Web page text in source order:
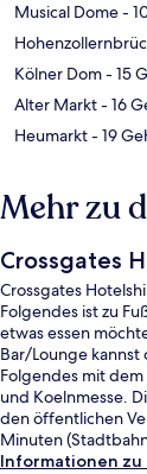
Musical Dome-
Kölner Dom- 15
Alter Markt- 16
Heumarkt- 19
Mehr zu
Crossgates
Crossgates
Folgendes ist zu
etwas essen
Bar/Lounge kannst
Folgendes mit
und Koelnmesse.
den öffentlichen
Minuten
(Stadtbahn-
Informationen zu